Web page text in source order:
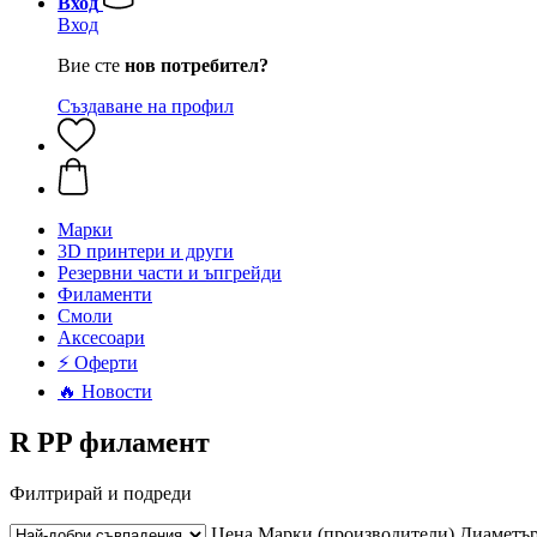
Вход
Вие сте нов потребител?
Създаване на профил
Mарки
3D принтери и други
Резервни части и ъпгрейди
Филаменти
Смоли
Аксесоари
⚡ Оферти
🔥 Новости
R PP филамент
Филтрирай и подреди